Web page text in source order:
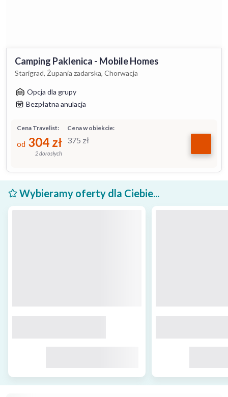
Camping Paklenica - Mobile Homes
Starigrad, Żupania zadarska, Chorwacja
Opcja dla grupy
Bezpłatna anulacja
Cena w obiekcie:
375 zł
Cena Travelist:
od 304 zł
2 dorosłych
Wybieramy oferty dla Ciebie...